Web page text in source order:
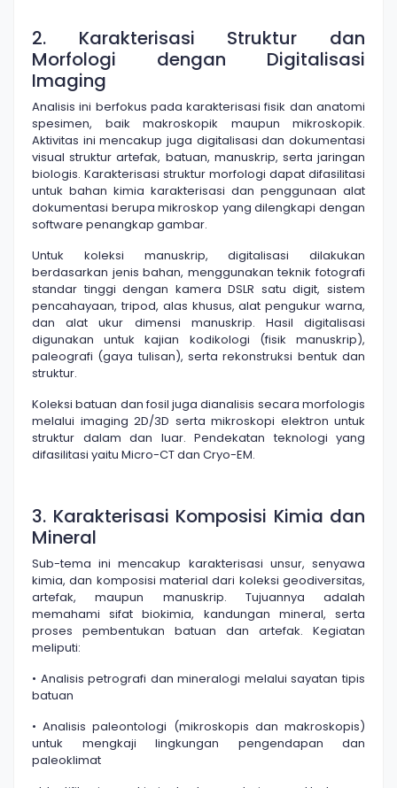
2. Karakterisasi Struktur dan
Morfologi dengan Digitalisasi
Imaging
Analisis ini berfokus pada karakterisasi fisik dan anatomi
spesimen, baik makroskopik maupun mikroskopik.
Aktivitas ini mencakup juga digitalisasi dan dokumentasi
visual struktur artefak, batuan, manuskrip, serta jaringan
biologis. Karakterisasi struktur morfologi dapat difasilitasi
untuk bahan kimia karakterisasi dan penggunaan alat
dokumentasi berupa mikroskop yang dilengkapi dengan
software penangkap gambar.
Untuk koleksi manuskrip, digitalisasi dilakukan
berdasarkan jenis bahan, menggunakan teknik fotografi
standar tinggi dengan kamera DSLR satu digit, sistem
pencahayaan, tripod, alas khusus, alat pengukur warna,
dan alat ukur dimensi manuskrip. Hasil digitalisasi
digunakan untuk kajian kodikologi (fisik manuskrip),
paleografi (gaya tulisan), serta rekonstruksi bentuk dan
struktur.
Koleksi batuan dan fosil juga dianalisis secara morfologis
melalui imaging 2D/3D serta mikroskopi elektron untuk
struktur dalam dan luar. Pendekatan teknologi yang
difasilitasi yaitu Micro-CT dan Cryo-EM.
3. Karakterisasi Komposisi Kimia dan
Mineral
Sub-tema ini mencakup karakterisasi unsur, senyawa
kimia, dan komposisi material dari koleksi geodiversitas,
artefak, maupun manuskrip. Tujuannya adalah
memahami sifat biokimia, kandungan mineral, serta
proses pembentukan batuan dan artefak. Kegiatan
meliputi:
• Analisis petrografi dan mineralogi melalui sayatan tipis
batuan
• Analisis paleontologi (mikroskopis dan makroskopis)
untuk mengkaji lingkungan pengendapan dan
paleoklimat